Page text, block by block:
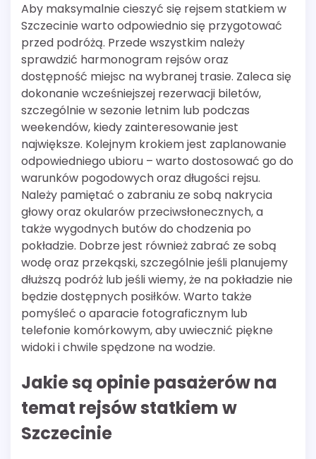
Aby maksymalnie cieszyć się rejsem statkiem w
Szczecinie warto odpowiednio się przygotować
przed podróżą. Przede wszystkim należy
sprawdzić harmonogram rejsów oraz
dostępność miejsc na wybranej trasie. Zaleca się
dokonanie wcześniejszej rezerwacji biletów,
szczególnie w sezonie letnim lub podczas
weekendów, kiedy zainteresowanie jest
największe. Kolejnym krokiem jest zaplanowanie
odpowiedniego ubioru – warto dostosować go do
warunków pogodowych oraz długości rejsu.
Należy pamiętać o zabraniu ze sobą nakrycia
głowy oraz okularów przeciwsłonecznych, a
także wygodnych butów do chodzenia po
pokładzie. Dobrze jest również zabrać ze sobą
wodę oraz przekąski, szczególnie jeśli planujemy
dłuższą podróż lub jeśli wiemy, że na pokładzie nie
będzie dostępnych posiłków. Warto także
pomyśleć o aparacie fotograficznym lub
telefonie komórkowym, aby uwiecznić piękne
widoki i chwile spędzone na wodzie.
Jakie są opinie pasażerów na
temat rejsów statkiem w
Szczecinie